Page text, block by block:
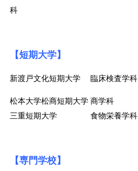
科
【短期大学】
新渡戸文化短期大学 臨床検査学科
松本大学松商短期大学 商学科
三重短期大学 食物栄養学科
【専門学校】